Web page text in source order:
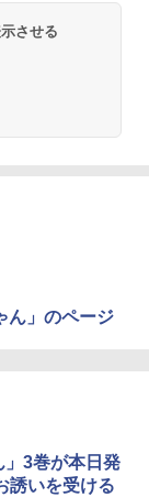
させる
ん」のページ
」3巻が本日発
誘いを受ける